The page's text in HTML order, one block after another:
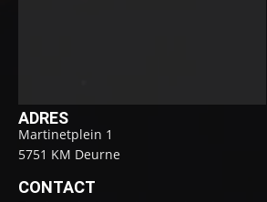
ADRES
Martinetplein 1
5751 KM Deurne
CONTACT